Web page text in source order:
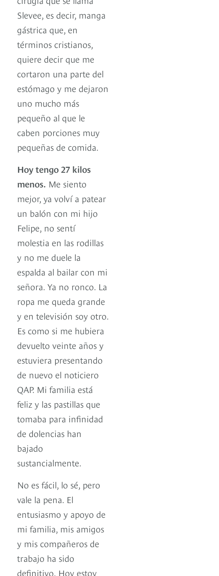
Slevee, es decir, manga
gástrica que, en
términos cristianos,
quiere decir que me
cortaron una parte del
estómago y me dejaron
uno mucho más
pequeño al que le
caben porciones muy
pequeñas de comida.
Hoy tengo 27 kilos
menos. Me siento
mejor, ya volví a patear
un balón con mi hijo
Felipe, no sentí
molestia en las rodillas
y no me duele la
espalda al bailar con mi
señora. Ya no ronco. La
ropa me queda grande
y en televisión soy otro.
Es como si me hubiera
devuelto veinte años y
estuviera presentando
de nuevo el noticiero
QAP. Mi familia está
feliz y las pastillas que
tomaba para infinidad
de dolencias han
bajado
sustancialmente.
No es fácil, lo sé, pero
vale la pena. El
entusiasmo y apoyo de
mi familia, mis amigos
y mis compañeros de
trabajo ha sido
definitivo. Hoy estoy